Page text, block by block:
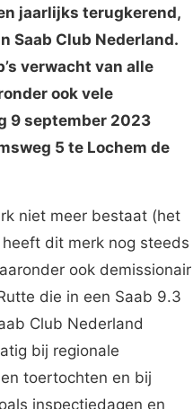
jaarlijks terugkerend,
Saab Club Nederland.
verwacht van alle
ook vele
9 september 2023
5 te Lochem de
niet meer bestaat (het
dit merk nog steeds
ook demissionair
die in een Saab 9.3
Club Nederland
bij regionale
toertochten en bij
inspectiedagen en